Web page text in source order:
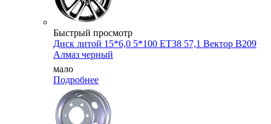
Быстрый просмотр
Диск литой 15*6,0 5*100 ET38 57,1 Вектор B209
Алмаз черный
мало
Подробнее